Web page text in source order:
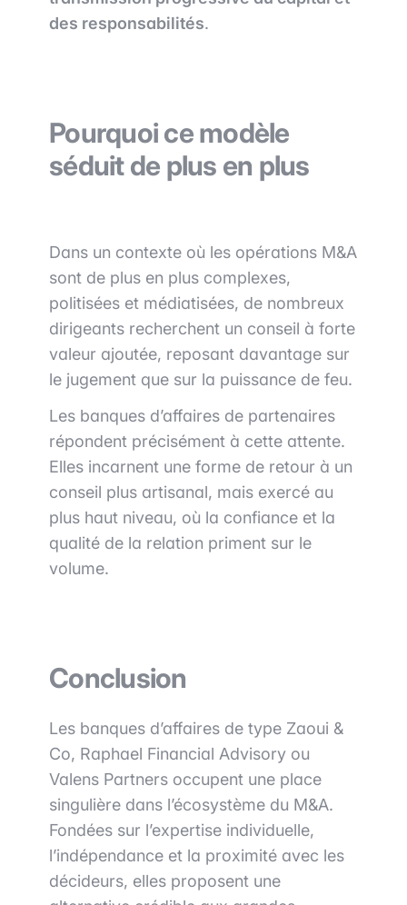
des responsabilités.
Pourquoi ce modèle
séduit de plus en plus
Dans un contexte où les opérations M&A
sont de plus en plus complexes,
politisées et médiatisées, de nombreux
dirigeants recherchent un conseil à forte
valeur ajoutée, reposant davantage sur
le jugement que sur la puissance de feu.
Les banques d’affaires de partenaires
répondent précisément à cette attente.
Elles incarnent une forme de retour à un
conseil plus artisanal, mais exercé au
plus haut niveau, où la confiance et la
qualité de la relation priment sur le
volume.
Conclusion
Les banques d’affaires de type Zaoui &
Co, Raphael Financial Advisory ou
Valens Partners occupent une place
singulière dans l’écosystème du M&A.
Fondées sur l’expertise individuelle,
l’indépendance et la proximité avec les
décideurs, elles proposent une